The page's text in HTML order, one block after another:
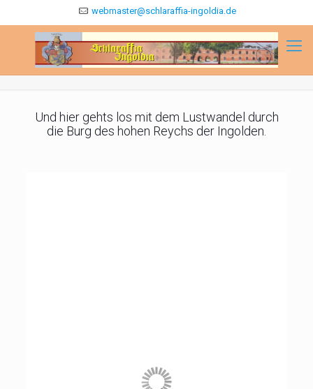
webmaster@schlaraffia-ingoldia.de
Und hier gehts los mit dem Lustwandel durch
die Burg des hohen Reychs der Ingolden.